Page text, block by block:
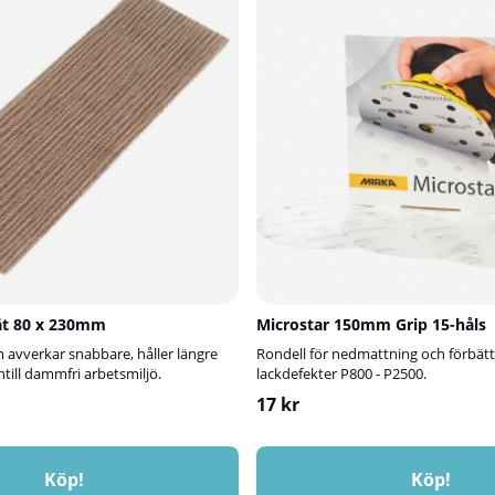
och enkeltKan användas på
– både i hemmet, bilen och
– räcker längreMiljövänligt och
starka rengöringsmedel⚠️ Viktigt
med viss försiktighet – svampen
effekt och kan lösa upp eller
ytor.Prova alltid på en liten, dold
80 x 230mm
avverkar snabbare, håller längre
dammfri arbetsmiljö.
Köp!
Microstar 150mm Grip 15-håls
Rondell för nedmattning och
lackdefekter P800 - P2500.
17 kr
Köp!